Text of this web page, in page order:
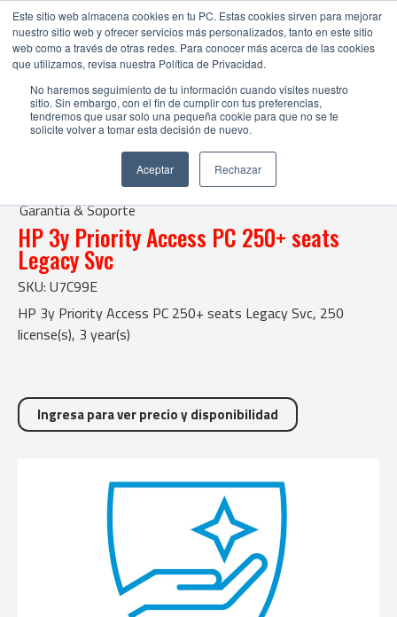
Este sitio web almacena cookies en tu PC. Estas cookies sirven para mejorar
nuestro sitio web y ofrecer servicios más personalizados, tanto en este sitio
web como a través de otras redes. Para conocer más acerca de las cookies
que utilizamos, revisa nuestra Política de Privacidad.
No haremos seguimiento de tu información cuando visites nuestro
sitio. Sin embargo, con el fin de cumplir con tus preferencias,
tendremos que usar solo una pequeña cookie para que no se te
solicite volver a tomar esta decisión de nuevo.
Aceptar Rechazar
| HP 3y Priority Access PC 250+ seats Legacy Svc
Garantía & Soporte
HP 3y Priority Access PC 250+ seats
Legacy Svc
SKU: U7C99E
HP 3y Priority Access PC 250+ seats Legacy Svc, 250
license(s), 3 year(s)
Ingresa para ver precio y disponibilidad